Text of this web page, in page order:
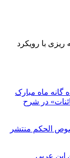
ریزی با رویکرد
در شرح
الحکم منتشر
ابن عربی